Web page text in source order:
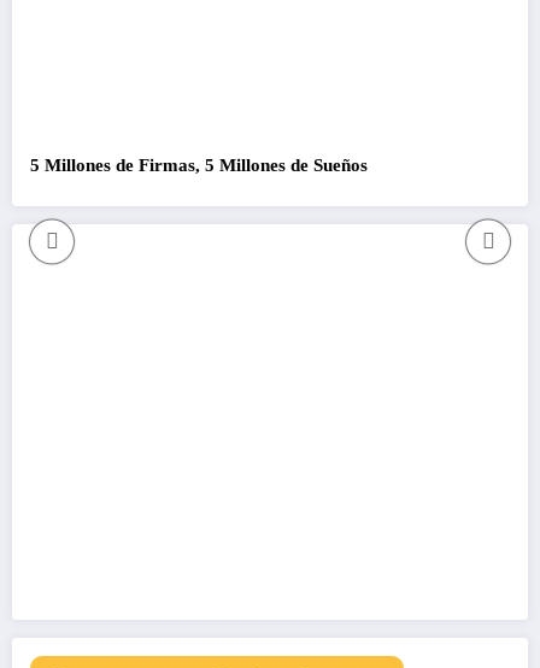
5 Millones de Firmas, 5 Millones de Sueños